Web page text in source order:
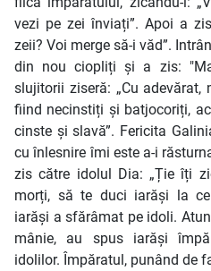
vezi pe zei înviați”. Apoi a
zeii? Voi merge să-i văd”.
din nou ciopliți și a zis:
slujitorii ziseră: „Cu adevărat,
fiind necinstiți și batjocoriți,
cinste și slavă”. Fericita
cu înlesnire îmi este a-i
zis către idolul Dia: „Ție îți
morți, să te duci iarăși la
iarăși a sfărâmat pe idoli.
mânie, au spus iarăși
idolilor. Împăratul, punând de